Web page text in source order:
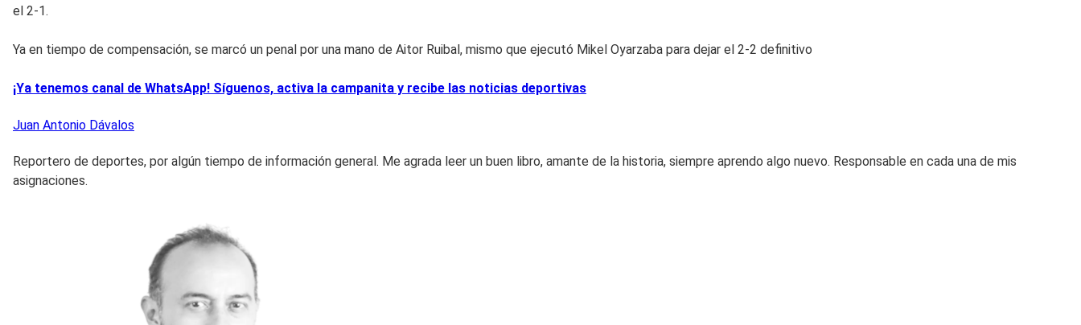
el 2-1.
Ya en tiempo de compensación, se marcó un penal por una mano de Aitor Ruibal, mismo que ejecutó Mikel Oyarzaba para dejar el 2-2 definitivo
¡Ya tenemos canal de WhatsApp! Síguenos, activa la campanita y recibe las noticias deportivas
Juan Antonio Dávalos
Reportero de deportes, por algún tiempo de información general. Me agrada leer un buen libro, amante de la historia, siempre aprendo algo nuevo. Responsable en cada una de mis
asignaciones.